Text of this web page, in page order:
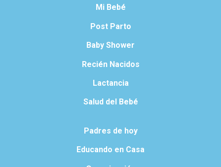
Mi Bebé
Post Parto
Baby Shower
Recién Nacidos
Lactancia
Salud del Bebé
Padres de hoy
Educando en Casa